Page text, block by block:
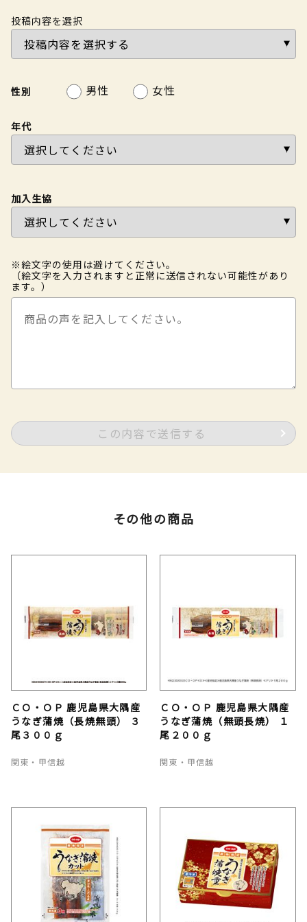
投稿内容を選択
性別 男性 女性
年代
加入生協
※絵文字の使用は避けてください。
（絵文字を入力されますと正常に送信されない可能性があり
ます。）
この内容で送信する
その他の商品
ＣＯ・ＯＰ 鹿児島県大隅産
うなぎ蒲焼（長焼無頭） ３
尾３００ｇ
関東・甲信越
ＣＯ・ＯＰ 鹿児島県大隅産
うなぎ蒲焼（無頭長焼） １
尾２００ｇ
関東・甲信越